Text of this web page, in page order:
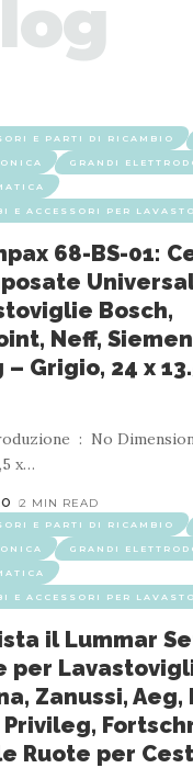
Bosch,
E PARTI DI RICAMBIO
GRANDI
E ACCESSORI PER
68-BS-01:
Bosch,
Neff,
– Grigio, 24 x
Dimensioni prodotto
x…
2 MIN READ
E PARTI DI RICAMBIO
GRANDI
E ACCESSORI PER
il Lummar
per
Zanussi, Aeg,
Privileg,
Ruote per